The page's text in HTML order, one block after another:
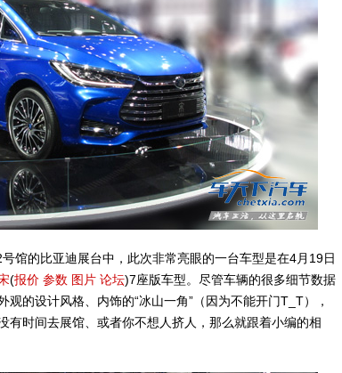
的比亚迪展台中，此次非常亮眼的一台车型是在4月19日
(报价 参数 图片 论坛)7座版车型。尽管车辆的很多细节数据
的设计风格、内饰的“冰山一角”（因为不能开门T_T），
有时间去展馆、或者你不想人挤人，那么就跟着小编的相